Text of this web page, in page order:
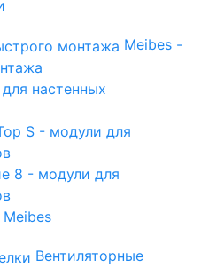
Meibes -
настенных
S - модули для
8 - модули для
Вентиляторные